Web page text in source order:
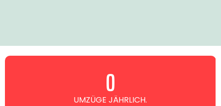
UMZÜGE JÄHRLICH.
0